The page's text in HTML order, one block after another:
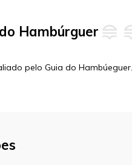
Hambúrguer
pelo Guia do Hambúeguer.